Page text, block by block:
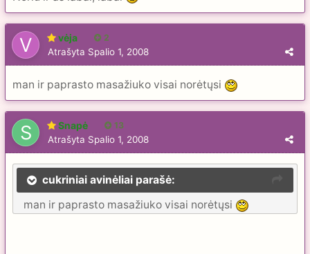
vėja 2
Atrašyta Spalio 1, 2008
man ir paprasto masažiuko visai norėtųsi
Snapė 13
Atrašyta Spalio 1, 2008
cukriniai avinėliai parašė:
man ir paprasto masažiuko visai norėtųsi